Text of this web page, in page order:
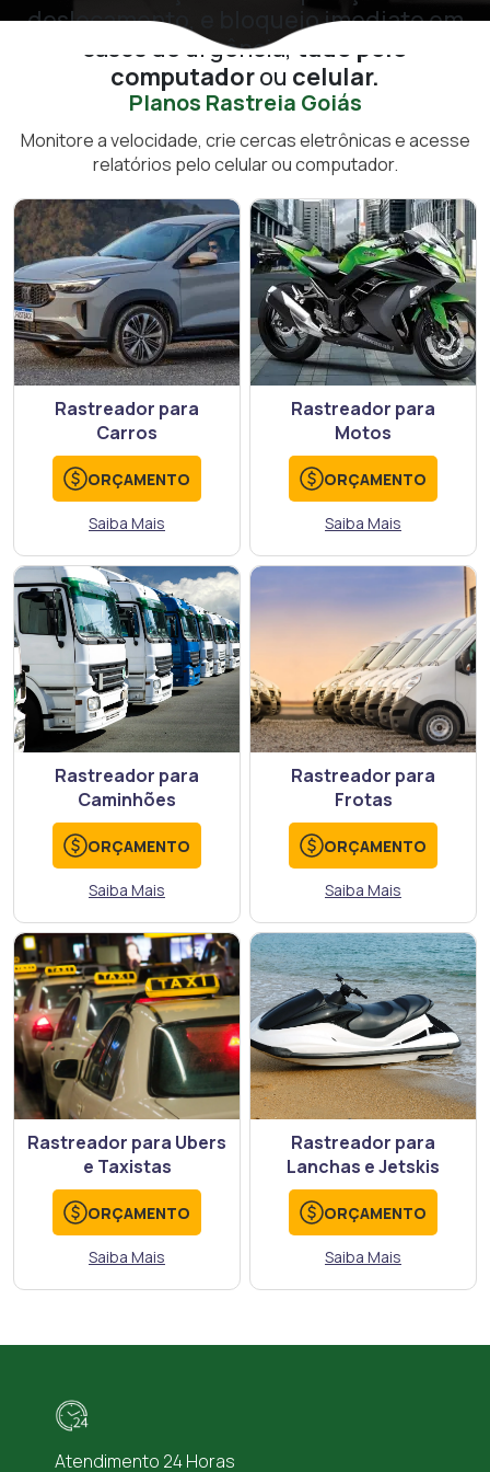
deslocamento, e bloqueio imediato em
casos de urgência, tudo pelo
computadorou celular.
Planos Rastreia Goiás
Monitore a velocidade, crie cercas eletrônicas e acesse
relatórios pelo celular ou computador.
Rastreador para
Carros
ORÇAMENTO
Saiba Mais
Rastreador para
Motos
ORÇAMENTO
Saiba Mais
Rastreador para
Caminhões
ORÇAMENTO
Saiba Mais
Rastreador para
Frotas
ORÇAMENTO
Saiba Mais
Rastreador para Ubers
e Taxistas
ORÇAMENTO
Saiba Mais
Rastreador para
Lanchas e Jetskis
ORÇAMENTO
Saiba Mais
Atendimento 24 Horas